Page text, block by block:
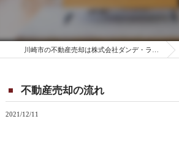
不動産売却の流れ
2021/12/11